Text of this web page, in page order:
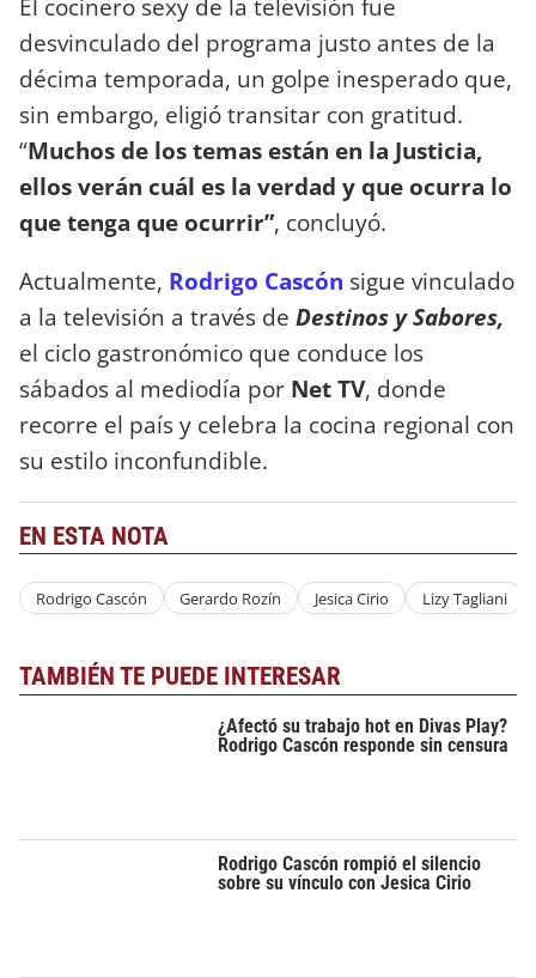
desvinculado del programa justo antes de la
décima temporada, un golpe inesperado que,
sin embargo, eligió transitar con gratitud.
“Muchos de los temas están en la Justicia,
ellos verán cuál es la verdad y que ocurra lo
que tenga que ocurrir”, concluyó.
Actualmente, Rodrigo Cascón sigue vinculado
a la televisión a través de Destinos y Sabores,
el ciclo gastronómico que conduce los
sábados al mediodía por Net TV, donde
recorre el país y celebra la cocina regional con
su estilo inconfundible.
EN ESTA NOTA
Rodrigo Cascón Gerardo Rozín Jesica Cirio Lizy Tagliani
TAMBIÉN TE PUEDE INTERESAR
¿Afectó su trabajo hot en Divas Play?
Rodrigo Cascón responde sin censura
Rodrigo Cascón rompió el silencio
sobre su vínculo con Jesica Cirio